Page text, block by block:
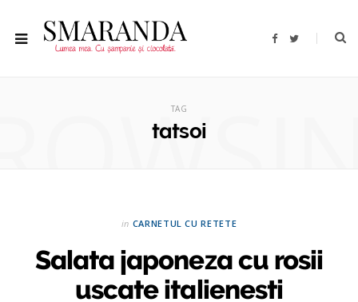
F
T
TAG
tatsoi
in CARNETUL CU RETETE
Salata japoneza cu rosii
uscate italienesti